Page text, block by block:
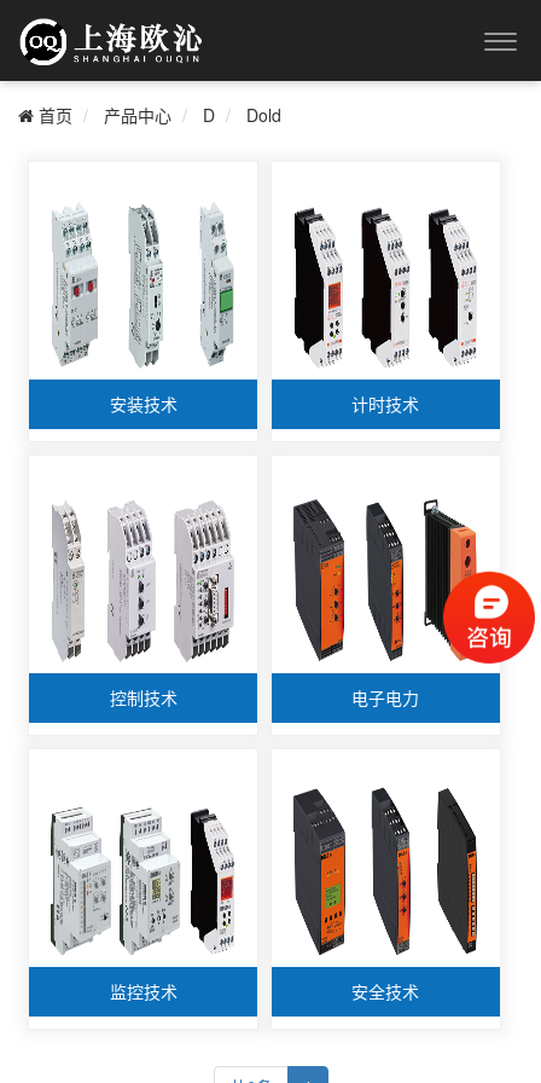
首页 产品中心 D Dold
安装技术 计时技术
控制技术 电子电力
监控技术 安全技术